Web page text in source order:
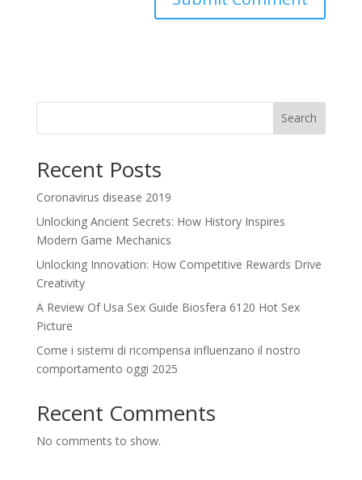
Search
Recent Posts
Coronavirus disease 2019
Unlocking Ancient Secrets: How History Inspires
Modern Game Mechanics
Unlocking Innovation: How Competitive Rewards Drive
Creativity
A Review Of Usa Sex Guide Biosfera 6120 Hot Sex
Picture
Come i sistemi di ricompensa influenzano il nostro
comportamento oggi 2025
Recent Comments
No comments to show.